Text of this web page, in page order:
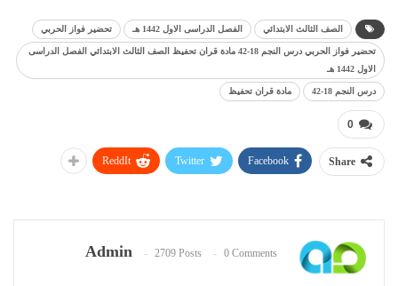
الصف الثالث الابتدائي الفصل الدراسى الاول 1442 هـ تحضير فواز الحربي
تحضير فواز الحربي درس النجم 18-42 مادة قران تحفيظ الصف الثالث الابتدائي الفصل الدراسى
الاول 1442 هـ
درس النجم 18-42 مادة قران تحفيظ
0
Share
Facebook
Twitter
ReddIt
Admin 2709 Posts 0 Comments